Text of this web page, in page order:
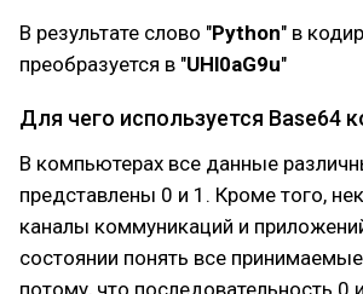
В результате слово "Python" в
преобразуется в "UHl0aG9u"
Для чего используется Base64
В компьютерах все данные
представлены 0 и 1. Кроме того,
каналы коммуникаций и
состоянии понять все
потому, что последовательность 0